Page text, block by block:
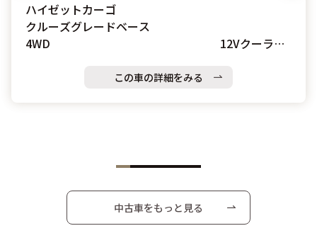
ハイゼットカーゴ
クルーズグレードベース
4WD 12Vクーラー
この車の詳細をみる
中古車をもっと見る